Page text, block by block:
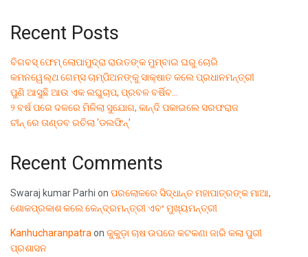
Recent Posts
ବିଗବସ୍ ଫେମ୍ ଲୋପାମୁଦ୍ରା ରାଉତଙ୍କ ମୁମ୍ବାଇ ଘରୁ ଚୋରି
କମନୱେଲ୍ଥ ଗେମ୍ସ ଚାମ୍ପିଅନଙ୍କୁ ସାକ୍ଷାତ କଲେ ପ୍ରଧାନମନ୍ତ୍ରୀ
ପୁଣି ଆସୁଛି ଆଉ ଏକ ଲଘୁଚାପ, ପ୍ରବଳ ବର୍ଷିବ…
୨ ବର୍ଷ ପରେ ଦଳରେ ମିଳିଲା ସୁଯୋଗ, କାନ୍ଦି ପକାଇଲେ ସରଫରାଜ
ଚୀନ୍ ରେ ତାଣ୍ଡବ ରଚିଲା ‘ଡଲଫିନ୍’
Recent Comments
Swaraj kumar Parhi on ପରଲୋକରେ ସିଦ୍ଧାନ୍ତ ମହାପାତ୍ରଙ୍କ ମାଆ,
ଶୋକପ୍ରକାଶ କଲେ କେନ୍ଦ୍ରମନ୍ତ୍ରୀ ଏବଂ ମୁଖ୍ୟମନ୍ତ୍ରୀ
Kanhucharanpatra on କୁକୁଡ଼ା ଚାଷ ଉପରେ କଟକଣା ଜାରି କଲା ପୁରୀ
ପ୍ରଶାସନ